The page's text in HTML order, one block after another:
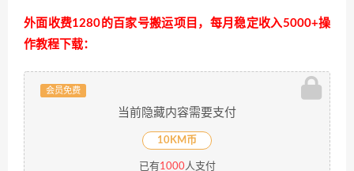
外面收费1280的百家号搬运项目，每月稳定收入5000+操
作教程下载：
会员免费
当前隐藏内容需要支付
10KM币
已有 1000人支付